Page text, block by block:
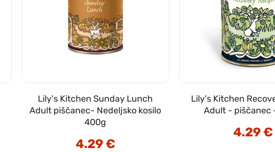
Lily's Kitchen Sunday Lunch
Adult piščanec- Nedeljsko kosilo
400g
4.29€
Lily's Kitchen
Adult - piščanec
4.29€